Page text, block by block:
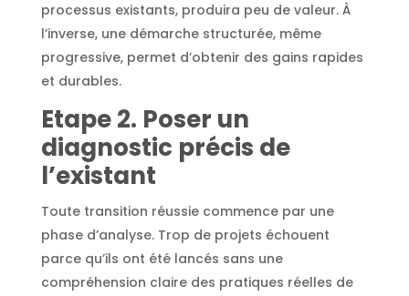
processus existants, produira peu de valeur. À
l’inverse, une démarche structurée, même
progressive, permet d’obtenir des gains rapides
et durables.
Etape 2. Poser un
diagnostic précis de
l’existant
Toute transition réussie commence par une
phase d’analyse. Trop de projets échouent
parce qu’ils ont été lancés sans une
compréhension claire des pratiques réelles de